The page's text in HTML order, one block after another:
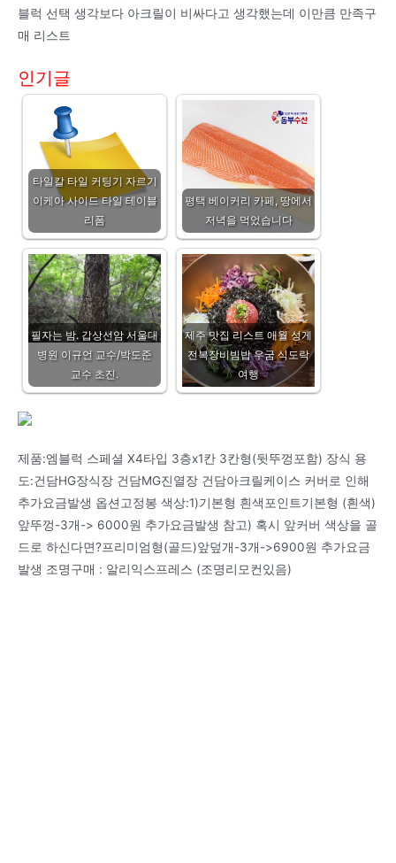
블럭 선택 생각보다 아크릴이 비싸다고 생각했는데 이만큼 만족구
매 리스트
인기글
타일칼 타일 커팅기 자르기
이케아 사이드 타일 테이블
리폼
평택 베이커리 카페, 땅에서
저녁을 먹었습니다
필자는 밤. 갑상선암 서울대
병원 이규언 교수/박도준
교수 초진.
제주 맛집 리스트 애월 성게
전복장비빔밥 우굼 식도락
여행
제품:엠블럭 스페셜 X4타입 3층x1칸 3칸형(뒷뚜껑포함) 장식 용
도:건담HG장식장 건담MG진열장 건담아크릴케이스 커버로 인해
추가요금발생 옵션고정봉 색상:1)기본형 흰색포인트기본형 (흰색)
앞뚜껑-3개-> 6000원 추가요금발생 참고) 혹시 앞커버 색상을 골
드로 하신다면?프리미엄형(골드)앞덮개-3개->6900원 추가요금
발생 조명구매 : 알리익스프레스 (조명리모컨있음)